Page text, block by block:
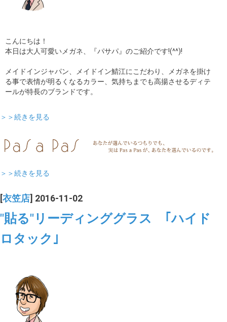
こんにちは！
本日は大人可愛いメガネ、『パサパ』のご紹介です!(^^)!
メイドインジャパン、メイドイン鯖江にこだわり、メガネを掛け
る事で表情が明るくなるカラー、気持ちまでも高揚させるディテ
ールが特長のブランドです。
＞＞続きを見る
＞＞続きを見る
[衣笠店] 2016-11-02
"貼る"リーディンググラス ｢ハイド
ロタック｣